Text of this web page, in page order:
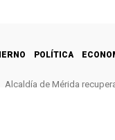
POLÍTICA
Alcaldía de Mérida